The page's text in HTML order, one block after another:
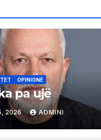
OPINIONE
pa ujë
2026 ADMINI